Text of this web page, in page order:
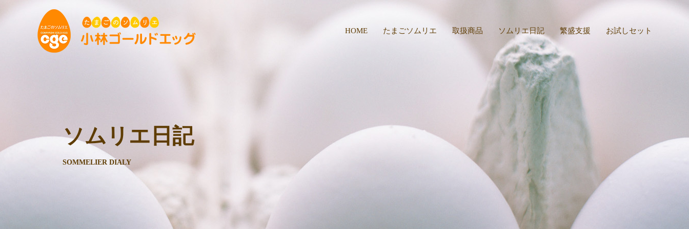
HOME たまごソムリエ 取扱商品 ソムリエ日記 繁盛支援 お試しセット
ソムリエ日記
SOMMELIER DIALY